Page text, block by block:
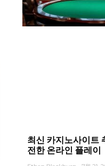
최신 카지노사이트
전한 온라인 플레이